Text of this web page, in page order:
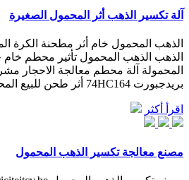
آلة تكسير الذهب أثر المحمول الصغيرة
الذهب المحمول خام أثر مطحنة الكرة
الذهب الذهب المحمول تأثير محطم
المحمولة آلة محطم معالجة الاحجار
بريدجبورت 74HC164 أثر طحن للبيع المحمول سحق 26amp3b ...
اقرأ أكثر
مصنع معالجة تكسير الذهب المحمول